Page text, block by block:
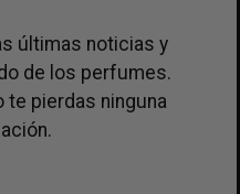
últimas noticias y
de los perfumes.
te pierdas ninguna